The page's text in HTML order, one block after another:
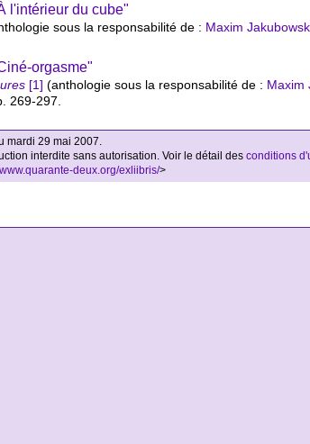
l'intérieur du cube"
sous la responsabilité de : Maxim
orgasme"
[1] (anthologie sous la responsabilité de : Maxim
269-297.
mardi 29 mai 2007.
interdite sans autorisation. Voir le détail desconditions
deux.org/exliibris/>